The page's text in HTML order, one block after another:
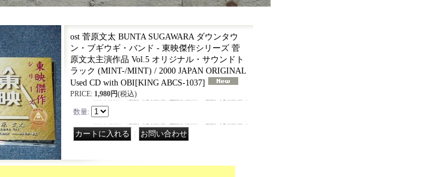
ost 菅原文太 BUNTA SUGAWARA ダウンタウ
ン・ブギウギ・バンド - 東映傑作シリーズ 菅
原文太主演作品 Vol.5 オリジナル・サウンドト
ラック (MINT-/MINT) / 2000 JAPAN ORIGINAL
Used CD with OBI [KING ABCS-1037]
PRICE: 1,980円(税込)
数量: